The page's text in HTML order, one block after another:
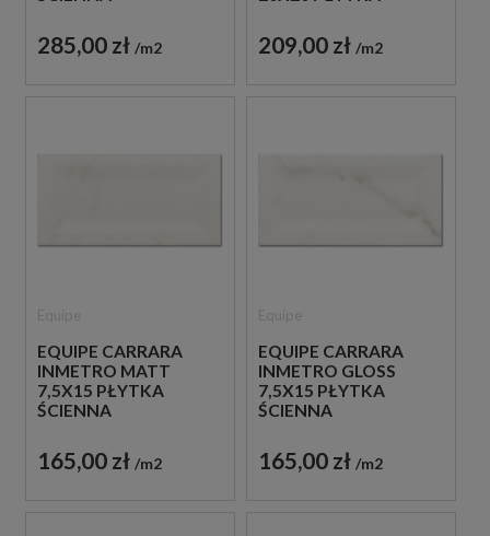
285,00 zł m2 209,00 zł m2
EQUIPE CARRARA
INMETRO MATT
7,5X15 PŁYTKA
ŚCIENNA
165,00 zł m2
EQUIPE CARRARA
INMETRO GLOSS
7,5X15 PŁYTKA
ŚCIENNA
165,00 zł m2